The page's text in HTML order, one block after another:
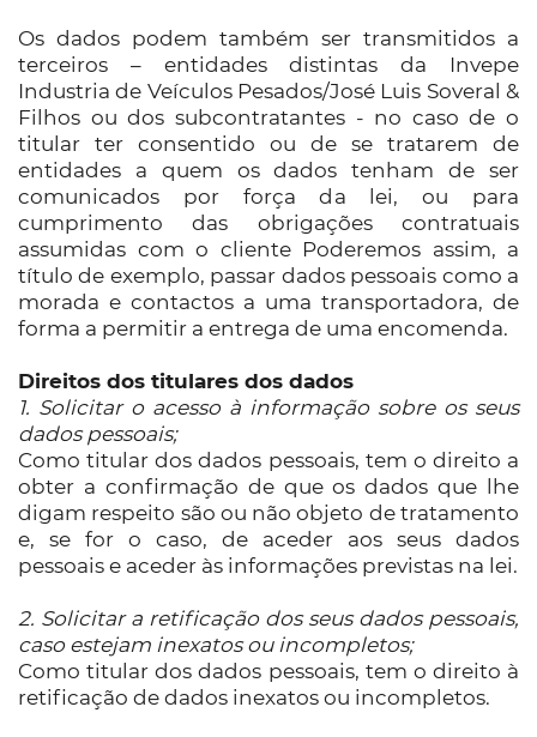
Os dados podem também ser transmitidos a
terceiros – entidades distintas da Invepe
Industria de Veículos Pesados/José Luis Soveral &
Filhos ou dos subcontratantes - no caso de o
titular ter consentido ou de se tratarem de
entidades a quem os dados tenham de ser
comunicados por força da lei, ou para
cumprimento das obrigações contratuais
assumidas com o cliente Poderemos assim, a
título de exemplo, passar dados pessoais como a
morada e contactos a uma transportadora, de
forma a permitir a entrega de uma encomenda.
Direitos dos titulares dos dados
1. Solicitar o acesso à informação sobre os seus
dados pessoais;
Como titular dos dados pessoais, tem o direito a
obter a confirmação de que os dados que lhe
digam respeito são ou não objeto de tratamento
e, se for o caso, de aceder aos seus dados
pessoais e aceder às informações previstas na lei.
2. Solicitar a retificação dos seus dados pessoais,
caso estejam inexatos ou incompletos;
Como titular dos dados pessoais, tem o direito à
retificação de dados inexatos ou incompletos.